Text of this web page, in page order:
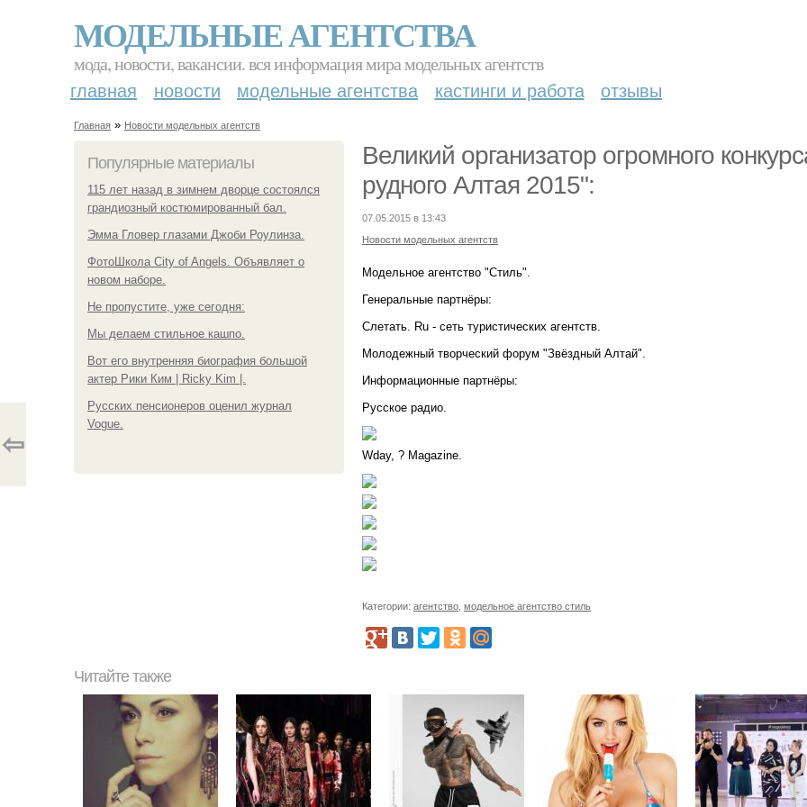
МОДЕЛЬНЫЕ АГЕНТСТВА
мода, новости, вакансии. вся информация мира модельных агентств
главная новости модельные агентства кастинги и работа отзывы
Главная » Новости модельных агентств
Популярные материалы
115 лет назад в зимнем дворце состоялся
грандиозный костюмированный бал.
Эмма Гловер глазами Джоби Роулинза.
ФотоШкола City of Angels. Объявляет о
новом наборе.
Не пропустите, уже сегодня:
Мы делаем стильное кашпо.
Вот его внутренняя биография большой
актер Рики Ким | Ricky Kim |.
Русских пенсионеров оценил журнал
Vogue.
Великий организатор огромного
рудного Алтая 2015":
07.05.2015 в 13:43
Новости модельных агентств
Модельное агентство "Стиль".
Генеральные партнёры:
Слетать. Ru - сеть туристических агентств.
Молодежный творческий форум "Звёздный Алтай".
Информационные партнёры:
Русское радио.
Wday, ? Magazine.
Категории: агентство модельное агентство стиль
⇦
Читайте также